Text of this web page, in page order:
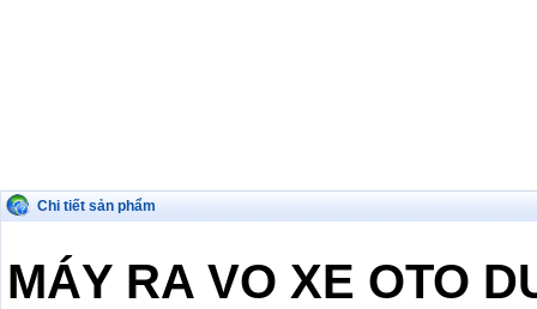
Chi tiết sản phẩm
MÁY RA VO XE OTO